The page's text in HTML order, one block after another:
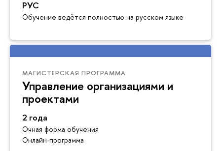
РУС
Обучение ведётся полностью на русском языке
МАГИСТЕРСКАЯ ПРОГРАММА
Управление организациями и
проектами
2 года
Очная форма обучения
Онлайн-программа